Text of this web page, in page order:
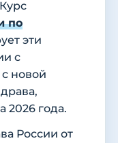
по
эти
с
новой
2026 года.
России от